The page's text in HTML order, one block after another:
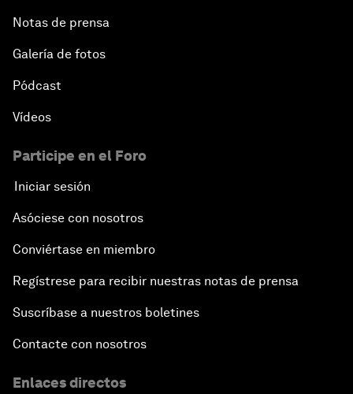
Notas de prensa
Galería de fotos
Pódcast
Vídeos
Participe en el Foro
Iniciar sesión
Asóciese con nosotros
Conviértase en miembro
Regístrese para recibir nuestras notas de prensa
Suscríbase a nuestros boletines
Contacte con nosotros
Enlaces directos